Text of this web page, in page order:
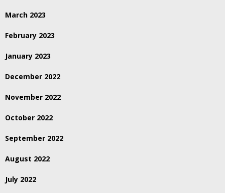
March 2023
February 2023
January 2023
December 2022
November 2022
October 2022
September 2022
August 2022
July 2022